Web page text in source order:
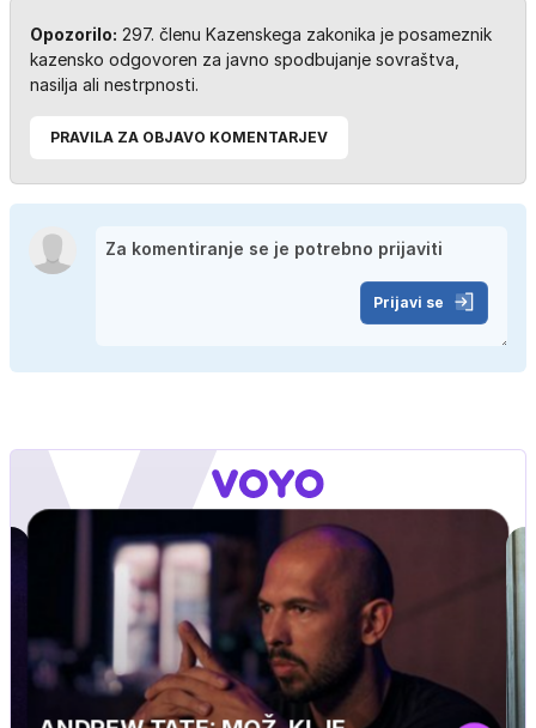
Opozorilo: 297. členu Kazenskega zakonika je posameznik
kazensko odgovoren za javno spodbujanje sovraštva,
nasilja ali nestrpnosti.
PRAVILA ZA OBJAVO KOMENTARJEV
Prijavi se